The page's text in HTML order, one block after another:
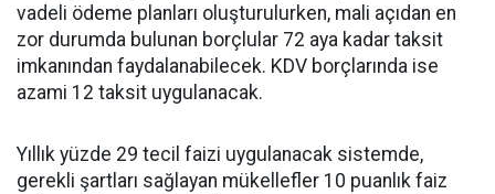
vadeli ödeme planları oluşturulurken, mali açıdan en
zor durumda bulunan borçlular 72 aya kadar taksit
imkanından faydalanabilecek. KDV borçlarında ise
azami 12 taksit uygulanacak.
Yıllık yüzde 29 tecil faizi uygulanacak sistemde,
gerekli şartları sağlayan mükellefler 10 puanlık faiz